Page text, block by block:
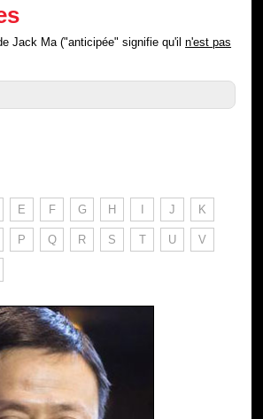
Jack Ma ("anticipée" signifie qu'iln'est pas
E F G H I J K
P Q R S T U V